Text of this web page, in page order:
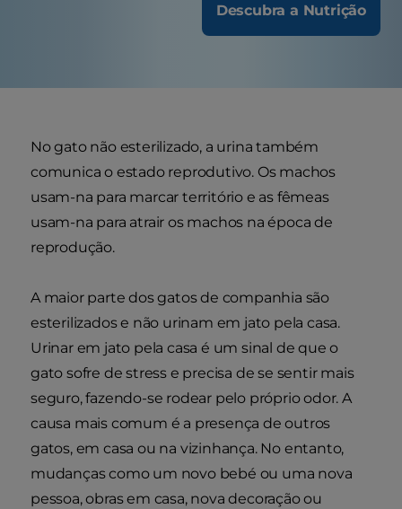
Descubra a Nutrição
No gato não esterilizado, a urina também
comunica o estado reprodutivo. Os machos
usam-na para marcar território e as fêmeas
usam-na para atrair os machos na época de
reprodução.
A maior parte dos gatos de companhia são
esterilizados e não urinam em jato pela casa.
Urinar em jato pela casa é um sinal de que o
gato sofre de stress e precisa de se sentir mais
seguro, fazendo-se rodear pelo próprio odor. A
causa mais comum é a presença de outros
gatos, em casa ou na vizinhança. No entanto,
mudanças como um novo bebé ou uma nova
pessoa, obras em casa, nova decoração ou